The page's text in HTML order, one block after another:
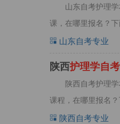
山东自考护理
课，在哪里报名？
本科专业
山东自考专业
陕西护理学自考
陕西自考护理
课程，在哪里报名
学本科专
陕西自考专业